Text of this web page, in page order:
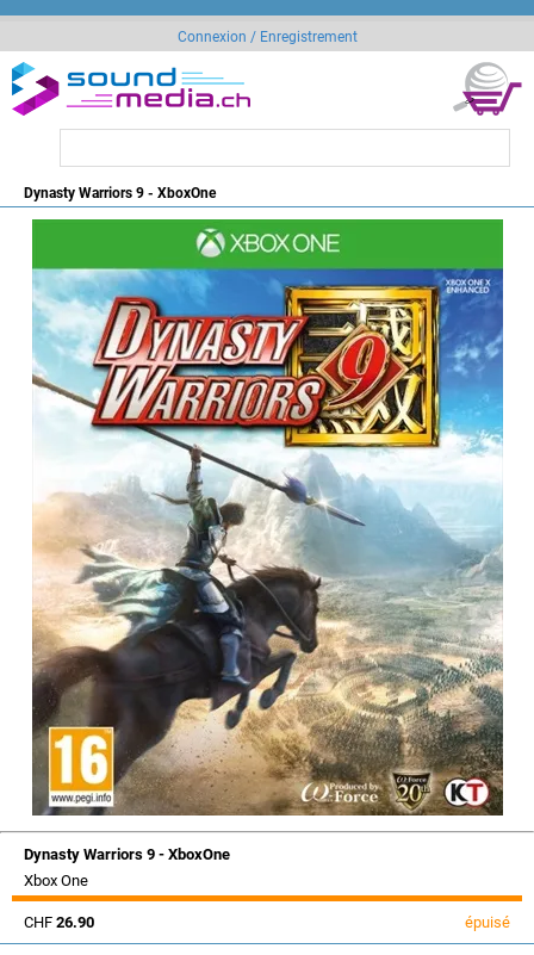
Connexion / Enregistrement
Dynasty Warriors 9 - XboxOne
Dynasty Warriors 9 - XboxOne
Xbox One
CHF 26.90 épuisé